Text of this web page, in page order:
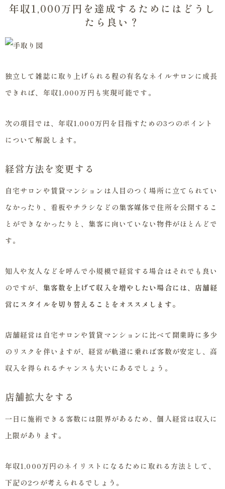
年収1,000万円を達成するためにはどうし
たら良い？
独立して雑誌に取り上げられる程の有名なネイルサロンに成長
できれば、年収1,000万円も実現可能です。
次の項目では、年収1,000万円を目指すための3つのポイント
について解説します。
経営方法を変更する
自宅サロンや賃貸マンションは人目のつく場所に立てられてい
なかったり、看板やチラシなどの集客媒体で住所を公開するこ
とができなかったりと、集客に向いていない物件がほとんどで
す。
知人や友人などを呼んで小規模で経営する場合はそれでも良い
のですが、 集客数を上げて収入を増やしたい場合には、店舗経
営にスタイルを切り替えることをオススメします。
店舗経営は自宅サロンや賃貸マンションに比べて開業時に多少
のリスクを伴いますが、経営が軌道に乗れば客数が安定し、高
収入を得られるチャンスも大いにあるでしょう。
店舗拡大をする
一日に施術できる客数には限界があるため、個人経営は収入に
上限があります。
年収1,000万円のネイリストになるために取れる方法として、
下記の2つが考えられるでしょう。